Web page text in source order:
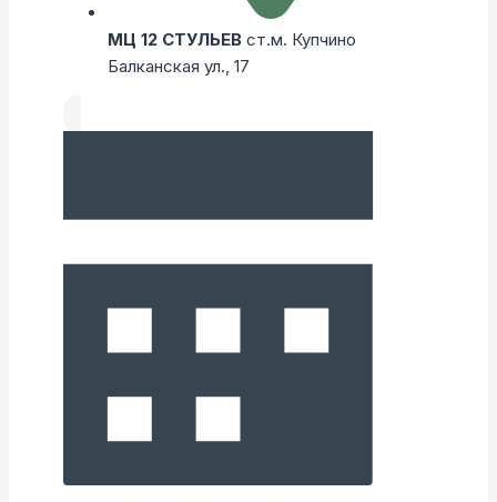
МЦ 12 СТУЛЬЕВ ст.м. Купчино
Балканская ул., 17